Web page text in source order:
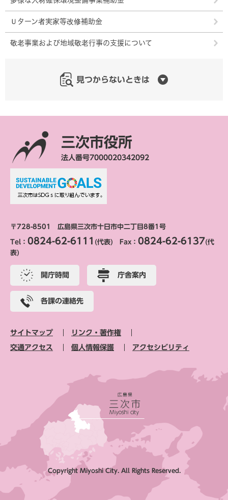
Ｕターン者実家等改修補助金
敬老事業および地域敬老行事の支援について
見つからないときは
三次市役所
法人番号7000020342092
〒728-8501 広島県三次市十日市中二丁目8番1号
Tel： 0824-62-6111 (代表) Fax： 0824-62-6137(代
表)
開庁時間 庁舎案内
各課の連絡先
サイトマップ リンク・著作権
交通アクセス 個人情報保護 アクセシビリティ
Copyright Miyoshi City. All Rights Reserved.